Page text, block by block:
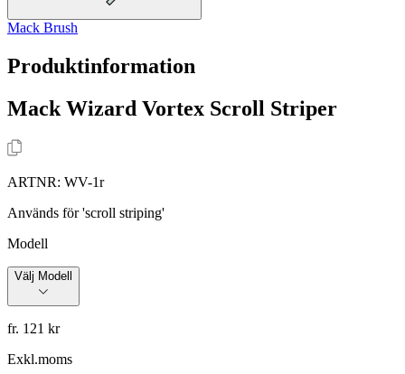
Mack Brush
Produktinformation
Mack Wizard Vortex Scroll Striper
ARTNR: WV-1r
Används för 'scroll striping'
Modell
Välj Modell
fr. 121 kr
Exkl.moms